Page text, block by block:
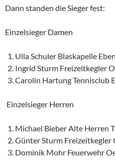
Dann standen die Sieger fest:
Einzelsieger Damen
Ulla Schuler Blaskapelle
Ingrid Sturm Freizeitkegler
Carolin Hartung Tennisclub
Einzelsieger Herren
Michael Bieber Alte Herren
Günter Sturm Freizeitkegler
Dominik Mohr Feuerwehr